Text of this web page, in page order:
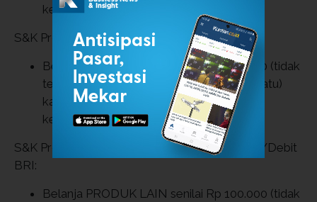
kelipatan. Pembelian di toko Indomaret.
S&K Promo BERTANDA Kartu Kredit Mandiri:
Belanja PRODUK LAIN senilai Rp 150.000 (tidak
termasuk item promo) berlaku maks. 1 (satu)
kali/kartu/transaksi/hari, tidak berlaku
kelipatan. Pembelian di toko Indomaret.
S&K Promo BERTANDA Kartu Debit Permata/Debit
BRI:
Belanja PRODUK LAIN senilai Rp 100.000 (tidak